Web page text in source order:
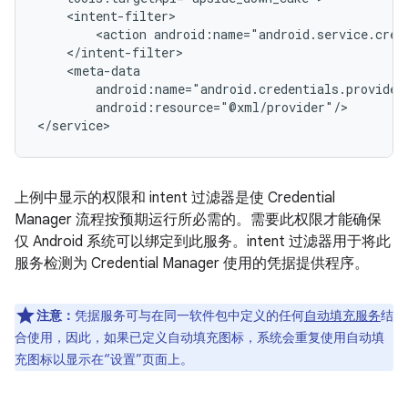
<action
android:resource="@xml/provider"/>
上例中显示的权限和 intent 过滤器是使 Credential
Manager 流程按预期运行所必需的。需要此权限才能确保
仅 Android 系统可以绑定到此服务。intent 过滤器用于将此
服务检测为 Credential Manager 使用的凭据提供程序。
注意： 凭据服务可与在同一软件包中定义的任何自动填充服务结
合使用，因此，如果已定义自动填充图标，系统会重复使用自动填
充图标以显示在“设置”页面上。